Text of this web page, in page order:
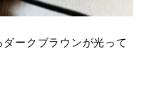
ークブラウンが光って